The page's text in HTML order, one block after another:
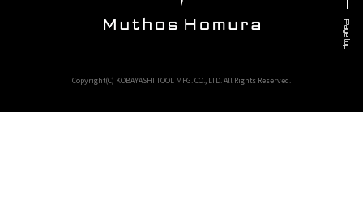
Copyright(C) KOBAYASHI TOOL MFG. CO., LTD. All Rights Reserved.
Page top